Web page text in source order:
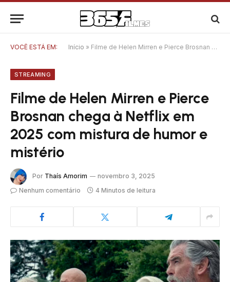
VOCÊ ESTÁ EM: Início » Filme de Helen Mirren e Pierce Brosnan chega à Netflix em 2025 com mistura de humor e mistério
STREAMING
Filme de Helen Mirren e Pierce
Brosnan chega à Netflix em
2025 com mistura de humor e
mistério
Por Thaís Amorim
novembro 3, 2025
Nenhum comentário
4 Minutos de leitura